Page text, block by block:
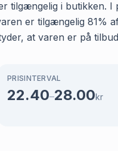
i butikken. I
er tilgængelig 81%
at varen er på
PRISINTERVAL
22.40–28.00kr